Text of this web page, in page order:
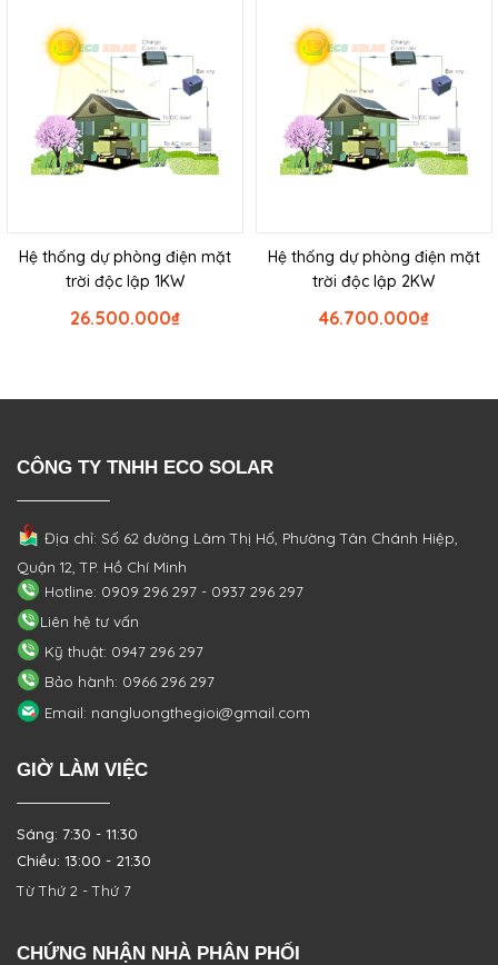
Hệ thống dự phòng điện mặt
trời độc lập 1KW
₫
26.500.000
Hệ thống dự phòng điện mặt
trời độc lập 2KW
₫
46.700.000
CÔNG TY TNHH ECO SOLAR
Địa chỉ: Số 62 đường Lâm Thị Hố, PhườngTân Chánh Hiệp,
Quận 12, TP. Hồ Chí Minh
Hotline: 0909 296 297 - 0937 296 297
Liên hệ tư vấn
Kỹ thuật: 0947 296 297
Bảo hành: 0966 296 297
Email: nangluongthegioi@gmail.com
GIỜ LÀM VIỆC
Sáng: 7:30 - 11:30
Chiều: 13:00 - 21:30
Từ Thứ 2 - Thứ 7
CHỨNG NHẬN NHÀ PHÂN PHỐI